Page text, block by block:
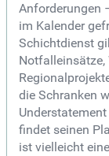
Anforderungen
im Kalender
Schichtdienst
Notfalleinsätze,
die Schranken
findet seinen
ist vielleicht